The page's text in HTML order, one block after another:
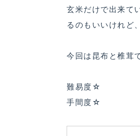
玄米だけで出来て
るのもいいけれど
今回は昆布と椎茸
難易度☆
手間度☆